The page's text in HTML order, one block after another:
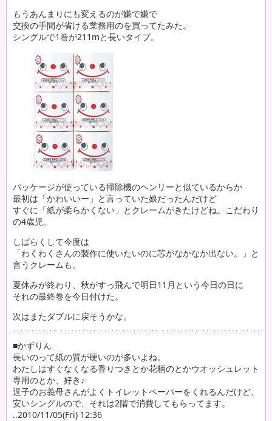
もうあんまりにも変えるのが嫌で嫌で
交換の手間が省ける業務用のを買ってたみた。
シングルで1巻が211mと長いタイプ。
パッケージが使っている掃除機のヘンリーと似ているからか
最初は「かわいいー」と言っていた娘だったんだけど
すぐに「紙が柔らかくない」とクレームがきたけどね。こだわり
の4歳児。
しばらくして今度は
「わくわくさんの製作に使いたいのに芯がなかなか出ない。」と
言うクレームも。
夏休みが終わり、秋がすっ飛んで明日11月という今日の日に
それの最終巻を今日付けた。
次はまたダブルに戻そうかな。
■かずりん
長いのって紙の質が硬いのが多いよね。
わたしはすぐなくなる香りつきとか花柄のとかウオッシュレット
専用のとか、好き♪
逗子のお義母さんがよくトイレットペーパーをくれるんだけど、
安いシングルので、それは2階で消費してもらってます。
..2010/11/05(Fri) 12:36